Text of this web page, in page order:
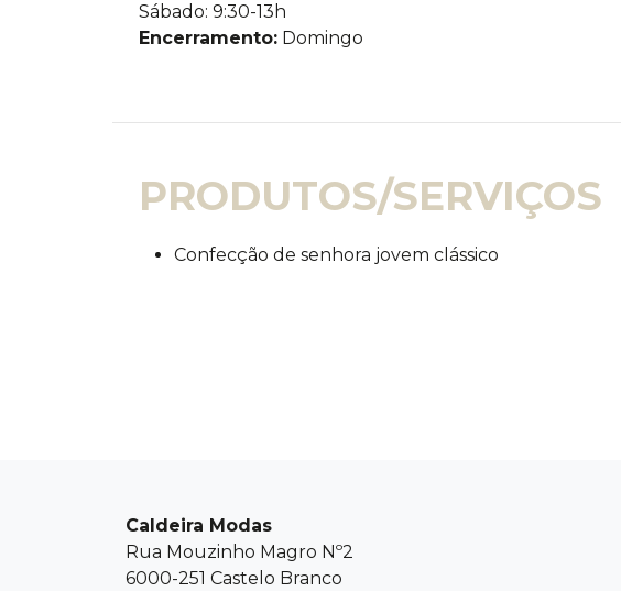
Sábado: 9:30-13h
Encerramento: Domingo
PRODUTOS/SERVIÇOS
Confecção de senhora jovem clássico
Caldeira Modas
Rua Mouzinho Magro Nº2
6000-251 Castelo Branco